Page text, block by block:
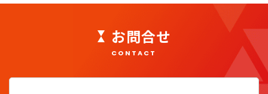
お問合せ
CONTACT